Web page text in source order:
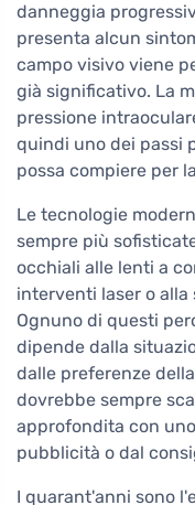
danneggia
presenta alcun
campo visivo viene
già significativo. La
pressione
quindi uno dei passi
possa compiere per
Le tecnologie
sempre più
occhiali alle lenti a
interventi laser o
Ognuno di questi
dipende dalla
dalle preferenze
dovrebbe sempre
approfondita con
pubblicità o dal
I quarant'anni sono